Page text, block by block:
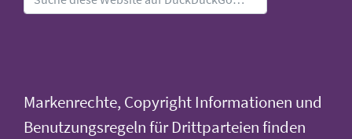
Markenrechte, Copyright Informationen und
Benutzungsregeln für Drittparteien finden